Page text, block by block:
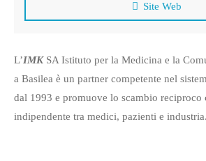
Site Web
L’IMK SA Istituto per la Medicina e la
a Basilea è un partner competente nel
dal 1993 e promuove lo scambio reciproco
indipendente tra medici, pazienti e industria.